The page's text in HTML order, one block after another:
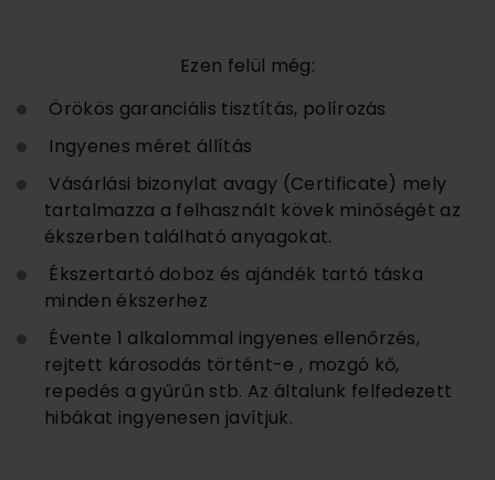
Ezen felül még:
Örökös garanciális tisztítás, polírozás
Ingyenes méret állítás
Vásárlási bizonylat avagy (Certificate) mely
tartalmazza a felhasznált kövek minőségét az
ékszerben található anyagokat.
Ékszertartó doboz és ajándék tartó táska
minden ékszerhez
Évente 1 alkalommal ingyenes ellenőrzés,
rejtett károsodás történt-e , mozgó kő,
repedés a gyűrűn stb. Az általunk felfedezett
hibákat ingyenesen javítjuk.